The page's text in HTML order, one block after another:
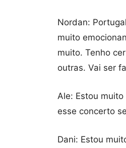
Nordan:
muito
muito. Tenho
outras. Vai ser
Ale: Estou
esse concerto
Dani: Estou